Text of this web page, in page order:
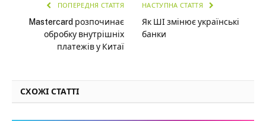
ПОПЕРЕДНЯ СТАТТЯ
Mastercard розпочинає
обробку внутрішніх
платежів у Китаї
НАСТУПНА СТАТТЯ
Як ШІ змінює українські
банки
СХОЖІ СТАТТІ